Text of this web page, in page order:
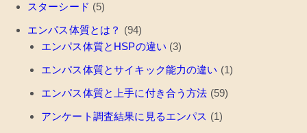
スターシード (5)
エンパス体質とは？ (94)
エンパス体質とHSPの違い (3)
エンパス体質とサイキック能力の違い (1)
エンパス体質と上手に付き合う方法 (59)
アンケート調査結果に見るエンパス (1)